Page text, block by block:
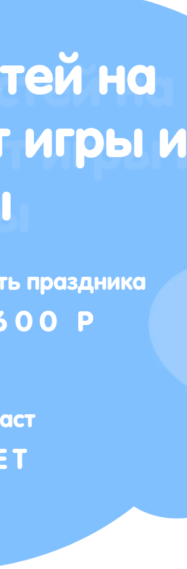
на
и
праздника
Р